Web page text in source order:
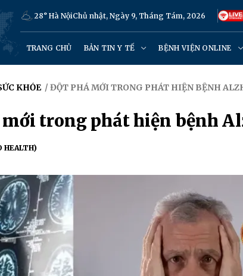
28° Hà NộiChủ nhật, Ngày 9, Tháng Tám, 2026
TRANG CHỦ BẢN TIN Y TẾ BỆNH VIỆN ONLINE
KHỎE / ĐỘT PHÁ MỚI TRONG PHÁT HIỆN BỆNH
trong phát hiện bệnh
HEALTH)